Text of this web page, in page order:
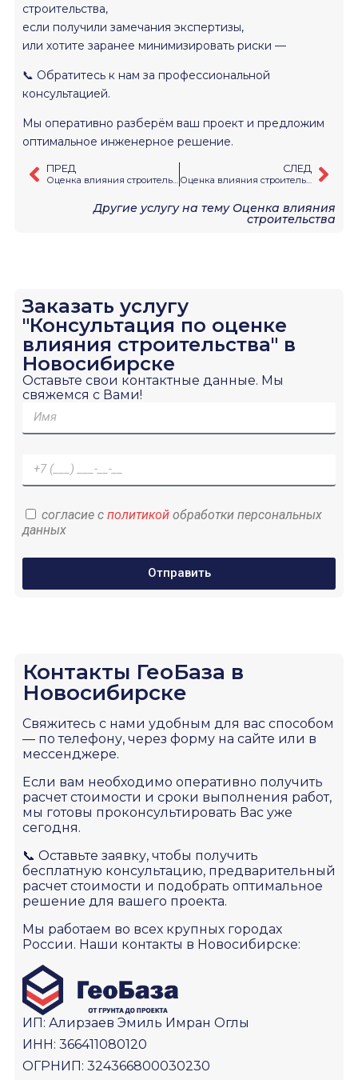
строительства,
если получили замечания экспертизы,
или хотите заранее минимизировать риски —
📞 Обратитесь к нам за профессиональной
консультацией.
Мы оперативно разберём ваш проект и предложим
оптимальное инженерное решение.
ПРЕД
Оценка влияния строительства при реконструкции зданий
СЛЕД
Оценка влияния строительства жилых домов
Другие услугу на тему Оценка влияния
строительства
Заказать услугу
"Консультация по оценке
влияния строительства" в
Новосибирске
Оставьте свои контактные данные. Мы
свяжемся с Вами!
согласие с политикой обработки персональных
данных
Отправить
Контакты ГеоБаза в
Новосибирске
Свяжитесь с нами удобным для вас способом
— по телефону, через форму на сайте или в
мессенджере.
Если вам необходимо оперативно получить
расчет стоимости и сроки выполнения работ,
мы готовы проконсультировать Вас уже
сегодня.
📞 Оставьте заявку, чтобы получить
бесплатную консультацию, предварительный
расчет стоимости и подобрать оптимальное
решение для вашего проекта.
Мы работаем во всех крупных городах
России. Наши контакты в Новосибирске:
ИП: Алирзаев Эмиль Имран Оглы
ИНН: 366411080120
ОГРНИП: 324366800030230
Отправьте проект на расчет или
оставьте заявку
Прикрепите проект, ТЗ или исходные данные.
Рассчитаем стоимость и сроки выполнения работ.
Телефон